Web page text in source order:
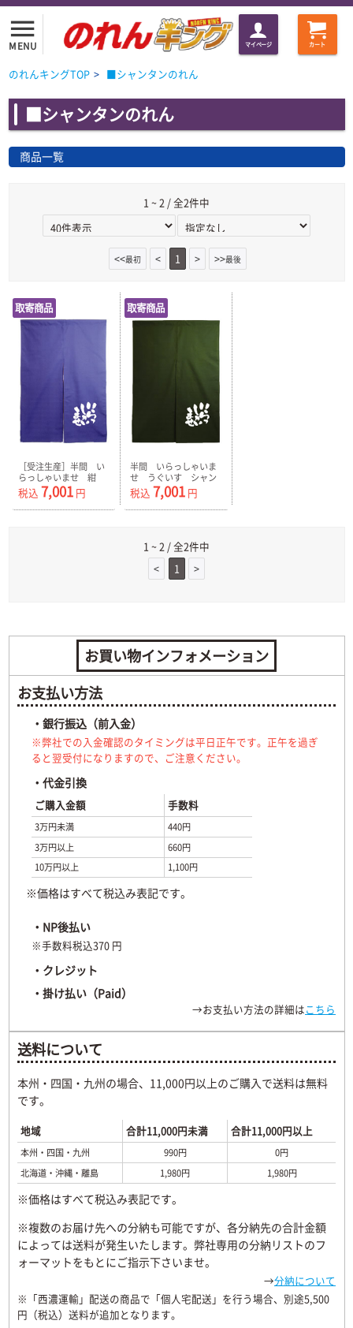
menu
MENU マイページ カート
のれんキングTOP > ■シャンタンのれん
■シャンタンのれん
商品一覧
1 ~ 2 / 全2件中
<<最初 < 1 > >>最後
取寄商品
［受注生産］半間 い
らっしゃいませ 紺
シャンタンのれん N-
4317
税込 7,001 円
取寄商品
半間 いらっしゃいま
せ うぐいす シャン
タンのれん N-4319
税込 7,001 円
1 ~ 2 / 全2件中
<
1 >
お買い物インフォメーション
お支払い方法
・銀行振込（前入金）
※弊社での入金確認のタイミングは平日正午です。正午を過ぎ
ると翌受付になりますので、ご注意ください。
・代金引換
ご購入金額 手数料
3万円未満
440円
3万円以上
660円
10万円以上
1,100円
※価格はすべて税込み表記です。
・NP後払い
※手数料税込370 円
・クレジット
・掛け払い（Paid）
→お支払い方法の詳細はこちら
送料について
本州・四国・九州の場合、11,000円以上のご購入で送料は無料
です。
地域 合計11,000円未満 合計11,000円以上
本州・四国・九州 990円
0円
北海道・沖縄・離島
1,980円 1,980円
※価格はすべて税込み表記です。
※複数のお届け先への分納も可能ですが、各分納先の合計金額
によっては送料が発生いたします。弊社専用の分納リストのフ
ォーマットをもとにご指示下さいませ。
→分納について
※「西濃運輸」配送の商品で「個人宅配送」を行う場合、別途5,500
円（税込）送料が追加となります。